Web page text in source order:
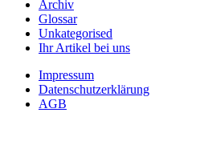
Archiv
Glossar
Unkategorised
Ihr Artikel bei uns
Impressum
Datenschutzerklärung
AGB